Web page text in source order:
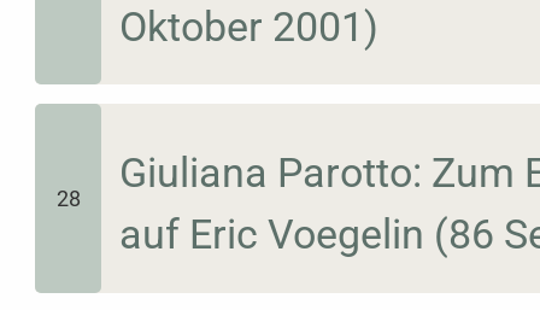
Oktober 2001)
28
Giuliana Parotto: Zum
auf Eric Voegelin (86